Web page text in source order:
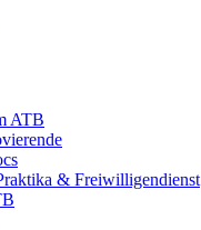
ATB
& Freiwilligendienst